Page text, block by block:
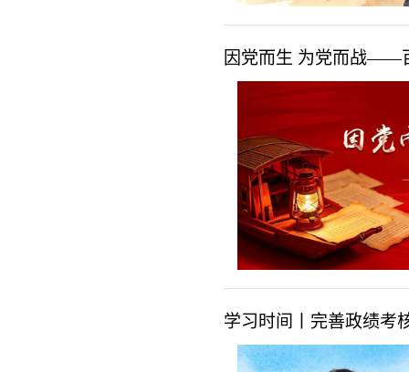
因党而生 为党而战——
学习时间丨完善政绩考